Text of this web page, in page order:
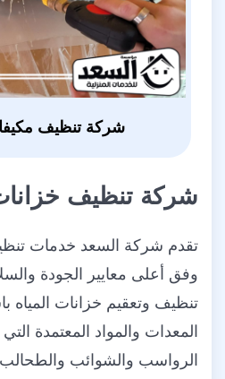
شركة تنظيف
شركة تنظيف
تقدم شركة السعد خدمات
وفق أعلى معايير الجودة
تنظيف وتعقيم خزانات المياه
المعدات والمواد المعتمدة
الرواسب والشوائب